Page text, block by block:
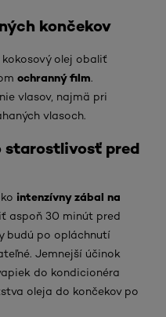
končekov
olej obaliť
ochranný film.
vlasov, najmä pri
vlasoch.
starostlivosť pred
intenzívny zábal na
aspoň 30 minút pred
budú po opláchnutí
Jemnejší účinok
do kondicionéra
oleja do končekov po